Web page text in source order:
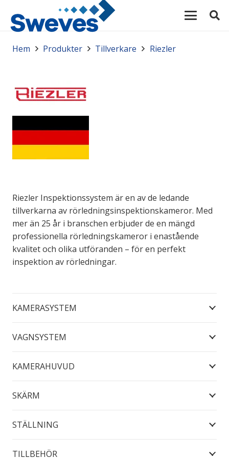
Hem Produkter Tillverkare Riezler
Riezler Inspektionssystem är en av de ledande
tillverkarna av rörledningsinspektionskameror. Med
mer än 25 år i branschen erbjuder de en mängd
professionella rörledningskameror i enastående
kvalitet och olika utföranden – för en perfekt
inspektion av rörledningar.
KAMERASYSTEM
VAGNSYSTEM
KAMERAHUVUD
SKÄRM
STÄLLNING
TILLBEHÖR